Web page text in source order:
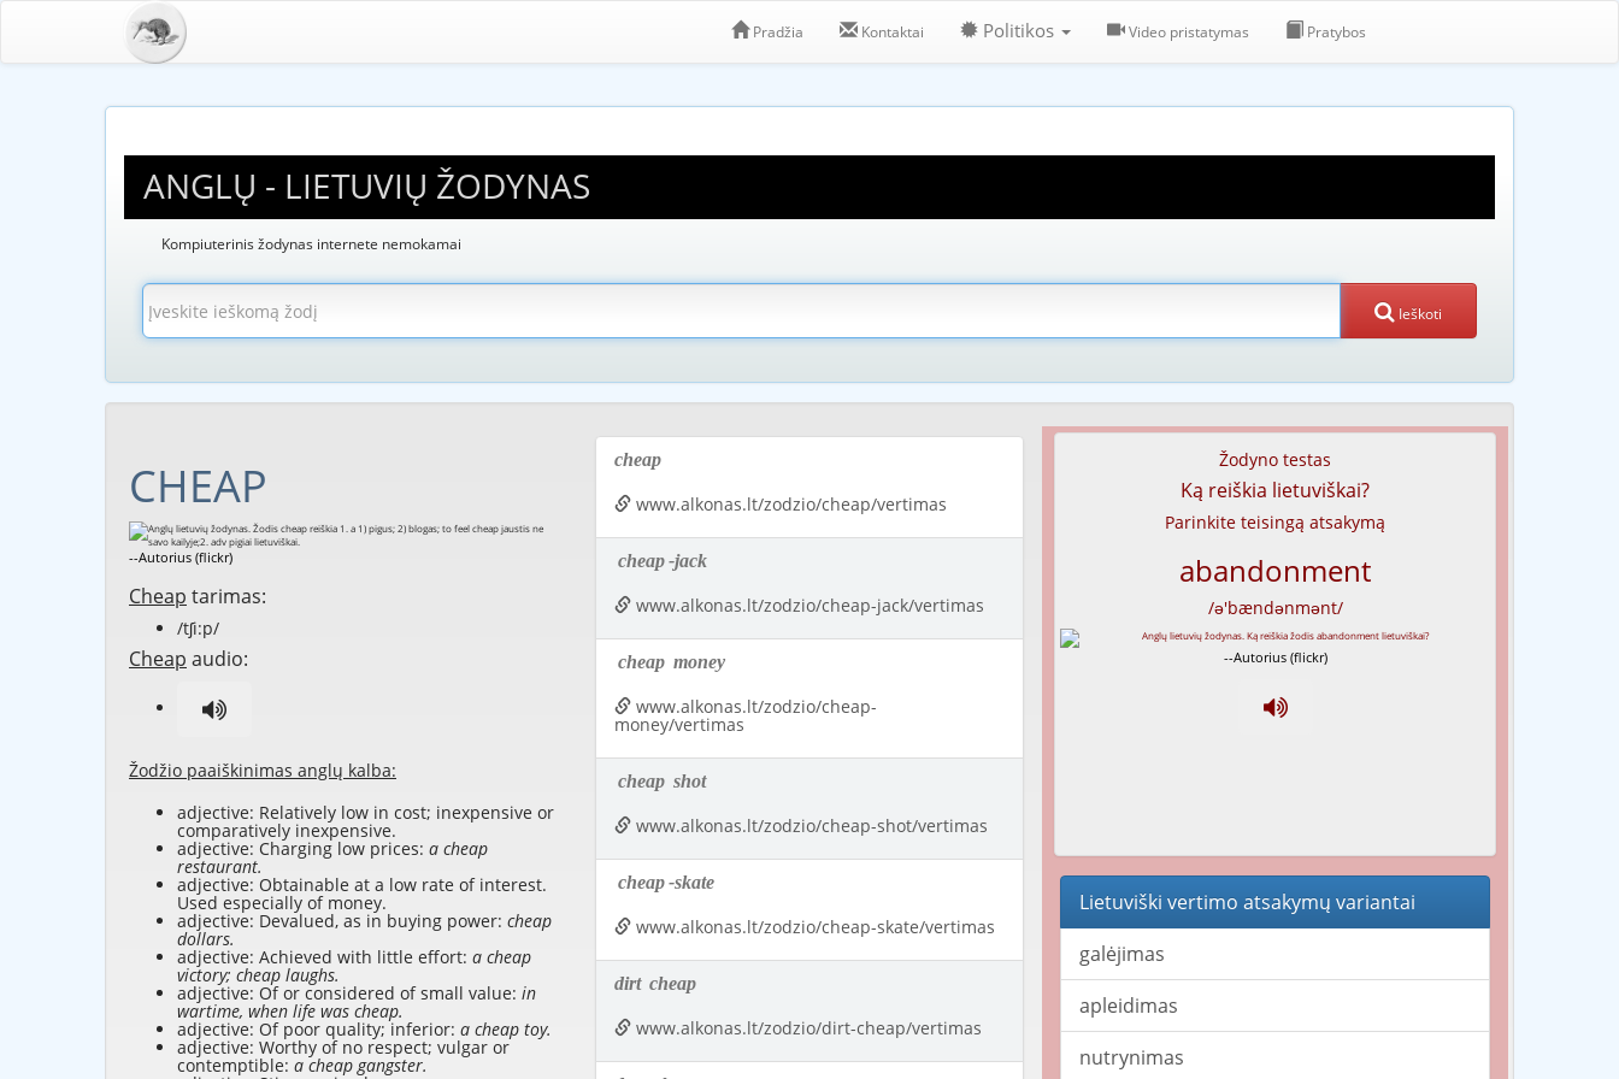
Pradžia Kontaktai Politikos Video pristatymas Pratybos
ANGLŲ - LIETUVIŲ ŽODYNAS
Kompiuterinis žodynas internete nemokamai
Ieškoti
CHEAP
--Autorius (flickr)
Cheap tarimas:
/tʃi:p/
Cheap audio:
Žodžio paaiškinimas anglų kalba:
adjective: Relatively low in cost; inexpensive or
comparatively inexpensive.
adjective: Charging low prices: a cheap
restaurant.
adjective: Obtainable at a low rate of interest.
Used especially of money.
adjective: Devalued, as in buying power: cheap
dollars.
adjective: Achieved with little effort: a cheap
victory; cheap laughs.
adjective: Of or considered of small value: in
wartime, when life was cheap.
adjective: Of poor quality; inferior: a cheap toy.
adjective: Worthy of no respect; vulgar or
contemptible: a cheap gangster.
cheap
www.alkonas.lt/zodzio/cheap/vertimas
cheap-jack
www.alkonas.lt/zodzio/cheap-jack/vertimas
cheap money
www.alkonas.lt/zodzio/cheap-
money/vertimas
cheap shot
www.alkonas.lt/zodzio/cheap-shot/vertimas
cheap-skate
www.alkonas.lt/zodzio/cheap-skate/vertimas
dirt cheap
www.alkonas.lt/zodzio/dirt-cheap/vertimas
Žodyno testas
Ką reiškia lietuviškai?
Parinkite teisingą atsakymą
abandonment
/ə'bændənmənt/
--Autorius (flickr)
Lietuviški vertimo atsakymų variantai
galėjimas
apleidimas
nutrynimas